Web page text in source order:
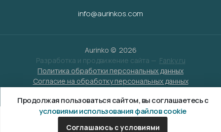
info@aurinkos.com
Aurinko © 2026
Разработка и продвижение сайта — Fanky.ru
Политика обработки персональных данных
Согласие на обработку персональных данных
Продолжая пользоваться сайтом, вы соглашаетесь с
условиями использования файлов cookie
Соглашаюсь с условиями